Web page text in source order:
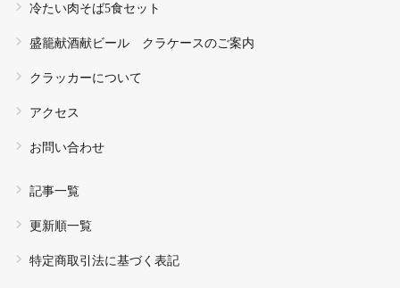
冷たい肉そば5食セット
盛籠献酒献ビール クラケースのご案内
クラッカーについて
アクセス
お問い合わせ
記事一覧
更新順一覧
特定商取引法に基づく表記